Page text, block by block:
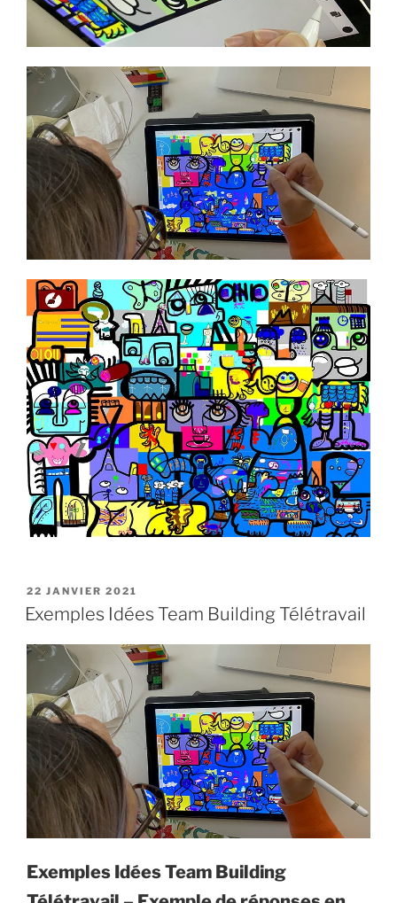
PUBLIÉ
LE
22 JANVIER 2021
Exemples Idées Team Building Télétravail
Exemples Idées Team Building